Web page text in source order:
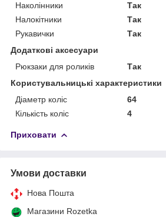
Наколінники
Так
Налокітники
Так
Рукавички
Так
Додаткові аксесуари
Рюкзаки для роликів
Так
Користувальницькі характеристики
Діаметр коліс
64
Кількість коліс
4
Приховати
Умови доставки
Нова Пошта
Магазини Rozetka